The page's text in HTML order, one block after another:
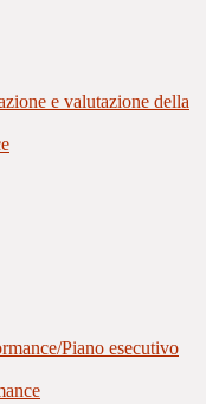
e valutazione della
Piano esecutivo